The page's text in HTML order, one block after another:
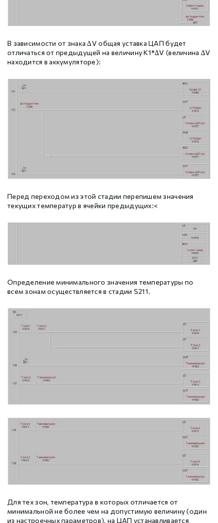
В зависимости от знака ∆V общая уставка ЦАП будет
отличаться от предыдущей на величину K1*∆V (величина ∆V
находится в аккумуляторе):
Перед переходом из этой стадии перепишем значения
текущих температур в ячейки предыдущих:<
Определение минимального значения температуры по
всем зонам осуществляется в стадии S211.
Для тех зон, температура в которых отличается от
минимальной не более чем на допустимую величину (один
из настроечных параметров), на ЦАП устанавливается